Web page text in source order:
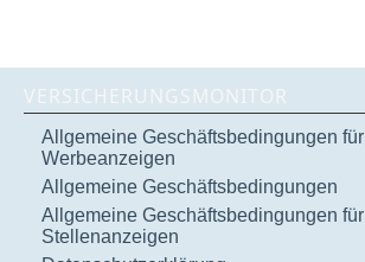
VERSICHERUNGSMONITOR
Allgemeine Geschäftsbedingungen für
Werbeanzeigen
Allgemeine Geschäftsbedingungen
Allgemeine Geschäftsbedingungen für
Stellenanzeigen